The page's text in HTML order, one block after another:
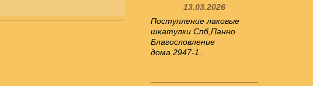
13.03.2026
Поступление лаковые
шкатулки Спб,Панно
Благословление
дома.2947-1..